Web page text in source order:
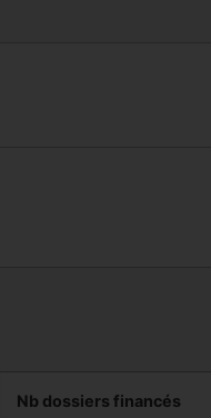
Nb dossiers financés